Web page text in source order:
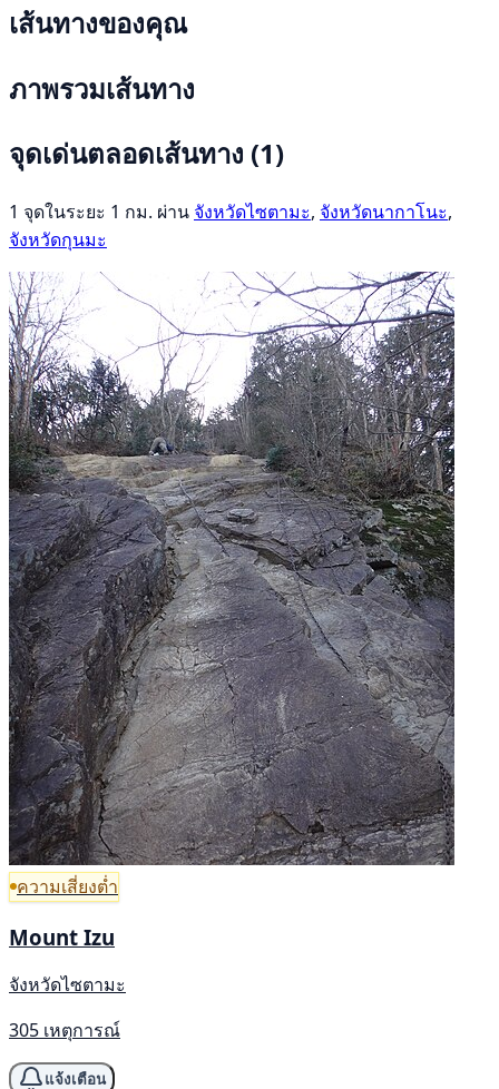
เส้นทางของคุณ
ภาพรวมเส้นทาง
จุดเด่นตลอดเส้นทาง (1)
1 จุดในระยะ 1 กม. ผ่าน จังหวัดไซตามะ, จังหวัดนากาโนะ,
จังหวัดกุนมะ
ความเสี่ยงต่ำ
Mount Izu
จังหวัดไซตามะ
305 เหตุการณ์
แจ้งเตือน